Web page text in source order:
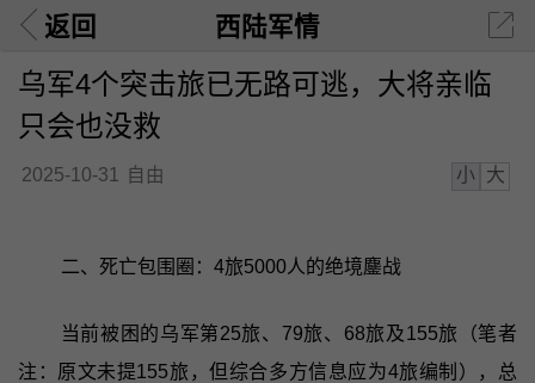
返回 西陆军情
乌军4个突击旅已无路可逃，大将亲临
只会也没救
2025-10-31 自由 小 大
二、死亡包围圈：4旅5000人的绝境鏖战
当前被困的乌军第25旅、79旅、68旅及155旅（笔者
注：原文未提155旅，但综合多方信息应为4旅编制），总